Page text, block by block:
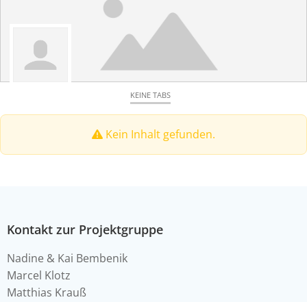
KEINE TABS
Kein Inhalt gefunden.
Kontakt zur Projektgruppe
Nadine & Kai Bembenik
Marcel Klotz
Matthias Krauß